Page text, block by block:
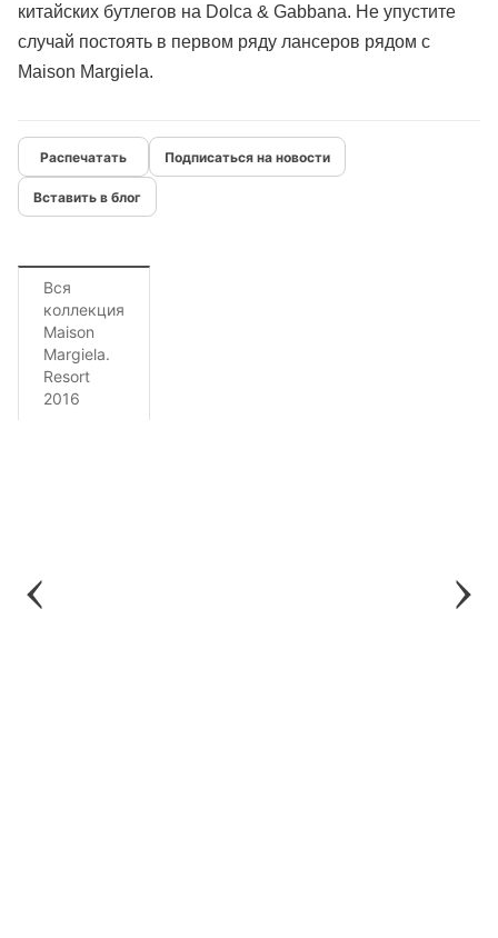
китайских бутлегов на Dolca & Gabbana. Не упустите
случай постоять в первом ряду лансеров рядом с
Maison Margiela.
Подписаться на новости
Вставить в блог
Вся
коллекция
Maison
Margiela.
Resort
2016